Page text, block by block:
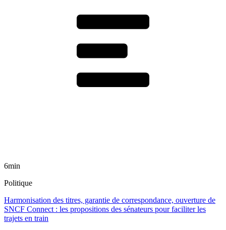
6min
Politique
Harmonisation des titres, garantie de correspondance, ouverture de
SNCF Connect : les propositions des sénateurs pour faciliter les
trajets en train